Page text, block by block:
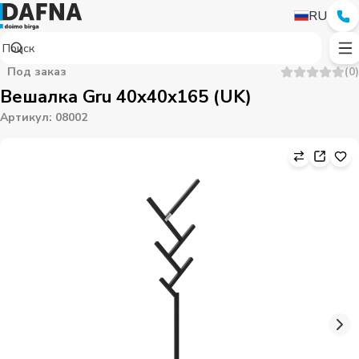
RU
Под заказ (0)
Вешалка Gru 40х40х165 (UK)
Артикул: 08002